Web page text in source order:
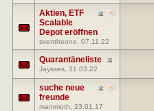
Aktien, ETF
Scalable
Depot eröffnen
sventheone , 07.11.22
Quarantäneliste
Jaysses , 31.03.22
suche neue
freunde
mammoth , 23.01.17